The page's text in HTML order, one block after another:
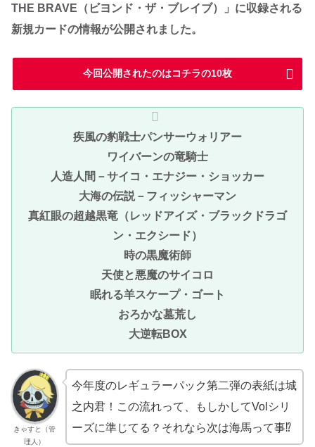
THE BRAVE（ビヨンド・ザ・ブレイブ）」に収録される
新規カードの情報が公開されました。
今回公開されたのはコチラの10枚
疾風の豹戦士パンサーウォリアー
ワイバーンの竜騎士
人造人間－サイコ・エナジー・ショッカー
大海の伝説－フィッシャーマン
真紅眼の超越黒竜（レッドアイズ・ブラックドラゴ
ン・エクシード）
時の黒魔術師
天使と悪魔のサイコロ
眠れる羊スケープ・ゴート
おろかな墓荒し
大逆転BOX
きゃすと（管
理人）
今年度のレギュラーパック第二弾の表紙は城
之内君！この流れって、もしかしてVolシリ
ーズに準じてる？それなら次は海馬って事⁉